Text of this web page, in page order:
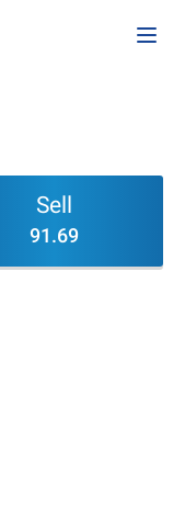
Sell
91.69